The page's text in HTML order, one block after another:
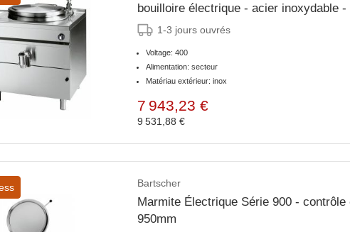
bouilloire électrique - acier inoxydable
1-3 jours ouvrés
Voltage: 400
Alimentation: secteur
Matériau extérieur: inox
7 943,23 €
9 531,88 €
Bartscher
Marmite Électrique Série 900 -
950mm